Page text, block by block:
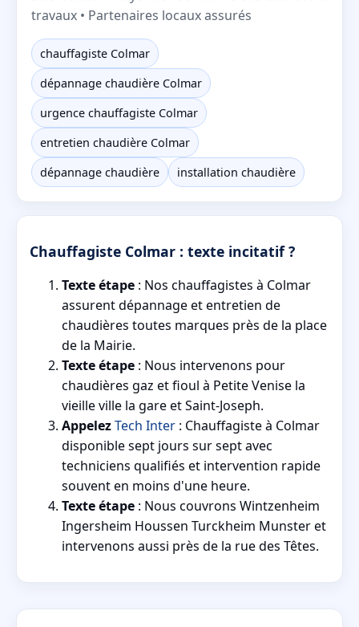
travaux • Partenaires locaux assurés
chauffagiste Colmar
dépannage chaudière Colmar
urgence chauffagiste Colmar
entretien chaudière Colmar
dépannage chaudière
installation chaudière
Chauffagiste Colmar : texte incitatif ?
Texte étape : Nos chauffagistes à Colmar
assurent dépannage et entretien de
chaudières toutes marques près de la place
de la Mairie.
Texte étape : Nous intervenons pour
chaudières gaz et fioul à Petite Venise la
vieille ville la gare et Saint-Joseph.
AppelezTech Inter : Chauffagiste à Colmar
disponible sept jours sur sept avec
techniciens qualifiés et intervention rapide
souvent en moins d'une heure.
Texte étape : Nous couvrons Wintzenheim
Ingersheim Houssen Turckheim Munster et
intervenons aussi près de la rue des Têtes.